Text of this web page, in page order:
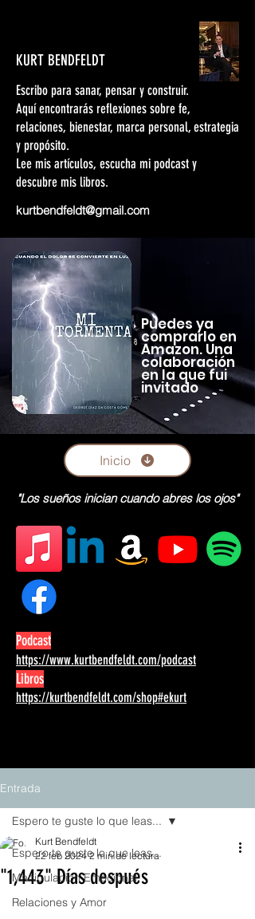
KURT BENDFELDT
Escribo para sanar, pensar y construir.
Aquí encontrarás reflexiones sobre fe,
relaciones, bienestar, marca personal, estrategia
y propósito.
Lee mis artículos, escucha mi podcast y
descubre mis libros.
kurtbendfeldt@gmail.com
Puedes ya
comprarlo en
Amazon. Una
colaboración
en la que fui
invitado
Inicio
"Los sueños inician cuando abres los ojos"
Podcast
https://www.kurtbendfeldt.com/podcast
Libros
https://kurtbendfeldt.com/shop#ekurt
Entrada
Espero te guste lo que leas...
Manipulación Emocional
Relaciones y Amor
Espero te guste lo que leas...
"1,443" Días después
Kurt Bendfeldt
22 feb 2024 2 min de lectura